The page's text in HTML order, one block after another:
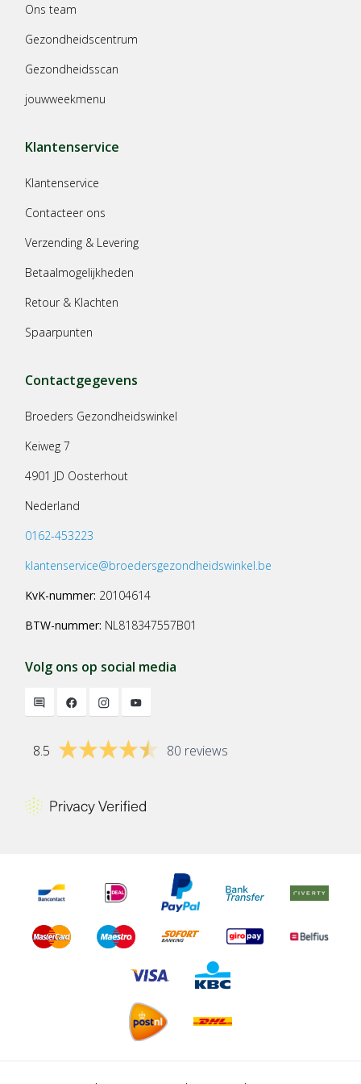
Ons team
Gezondheidscentrum
Gezondheidsscan
jouwweekmenu
Klantenservice
Klantenservice
Contacteer ons
Verzending & Levering
Betaalmogelijkheden
Retour & Klachten
Spaarpunten
Contactgegevens
Broeders Gezondheidswinkel
Keiweg 7
4901 JD Oosterhout
Nederland
0162-453223
klantenservice@broedersgezondheidswinkel.be
KvK-nummer: 20104614
BTW-nummer: NL818347557B01
Volg ons op social media
8.5 80 reviews